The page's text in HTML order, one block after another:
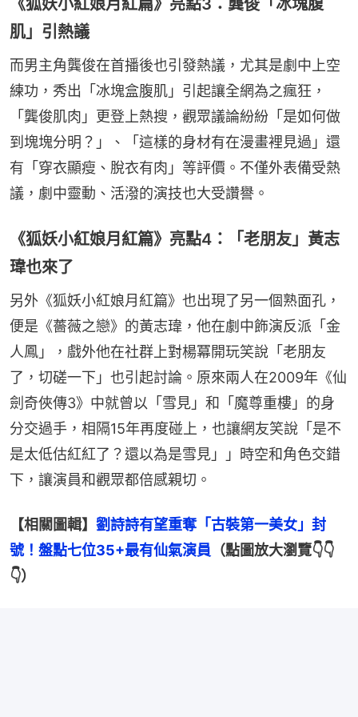
《狐妖小紅娘月紅篇》亮點3：龔俊「冰塊腹
肌」引熱議
而男主角龔俊在首播後也引發熱議，尤其是劇中上空
練功，秀出「冰塊盒腹肌」引起讓全網為之瘋狂，
「龔俊肌肉」更登上熱搜，觀眾議論紛紛「是如何做
到塊塊分明？」、「這樣的身材有在漫畫裡見過」還
有「穿衣顯瘦、脫衣有肉」等評價。不僅外表備受熱
議，劇中靈動、活潑的演技也大受讚譽。
《狐妖小紅娘月紅篇》亮點4：「老朋友」黃志
瑋也來了
另外《狐妖小紅娘月紅篇》也出現了另一個熟面孔，
便是《薔薇之戀》的黃志瑋，他在劇中飾演反派「金
人鳳」，戲外他在社群上對楊冪開玩笑說「老朋友
了，切磋一下」也引起討論。原來兩人在2009年《仙
劍奇俠傳3》中就曾以「雪見」和「魔尊重樓」的身
分交過手，相隔15年再度碰上，也讓網友笑說「是不
是太低估紅紅了？還以為是雪見」」時空和角色交錯
下，讓演員和觀眾都倍感親切。
【相關圖輯】 劉詩詩有望重奪「古裝第一美女」封
號！盤點七位35+最有仙氣演員 （點圖放大瀏覽👇👇
👇）